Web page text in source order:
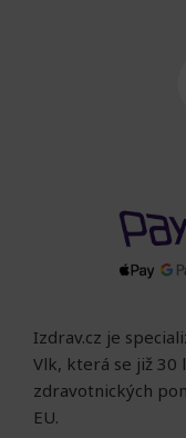
Izdrav.cz je
Vlk, která se již 30
zdravotnických
EU.